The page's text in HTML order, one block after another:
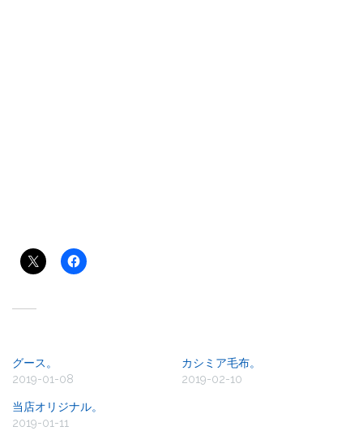
グース。
2019-01-08
カシミア毛布。
2019-02-10
当店オリジナル。
2019-01-11